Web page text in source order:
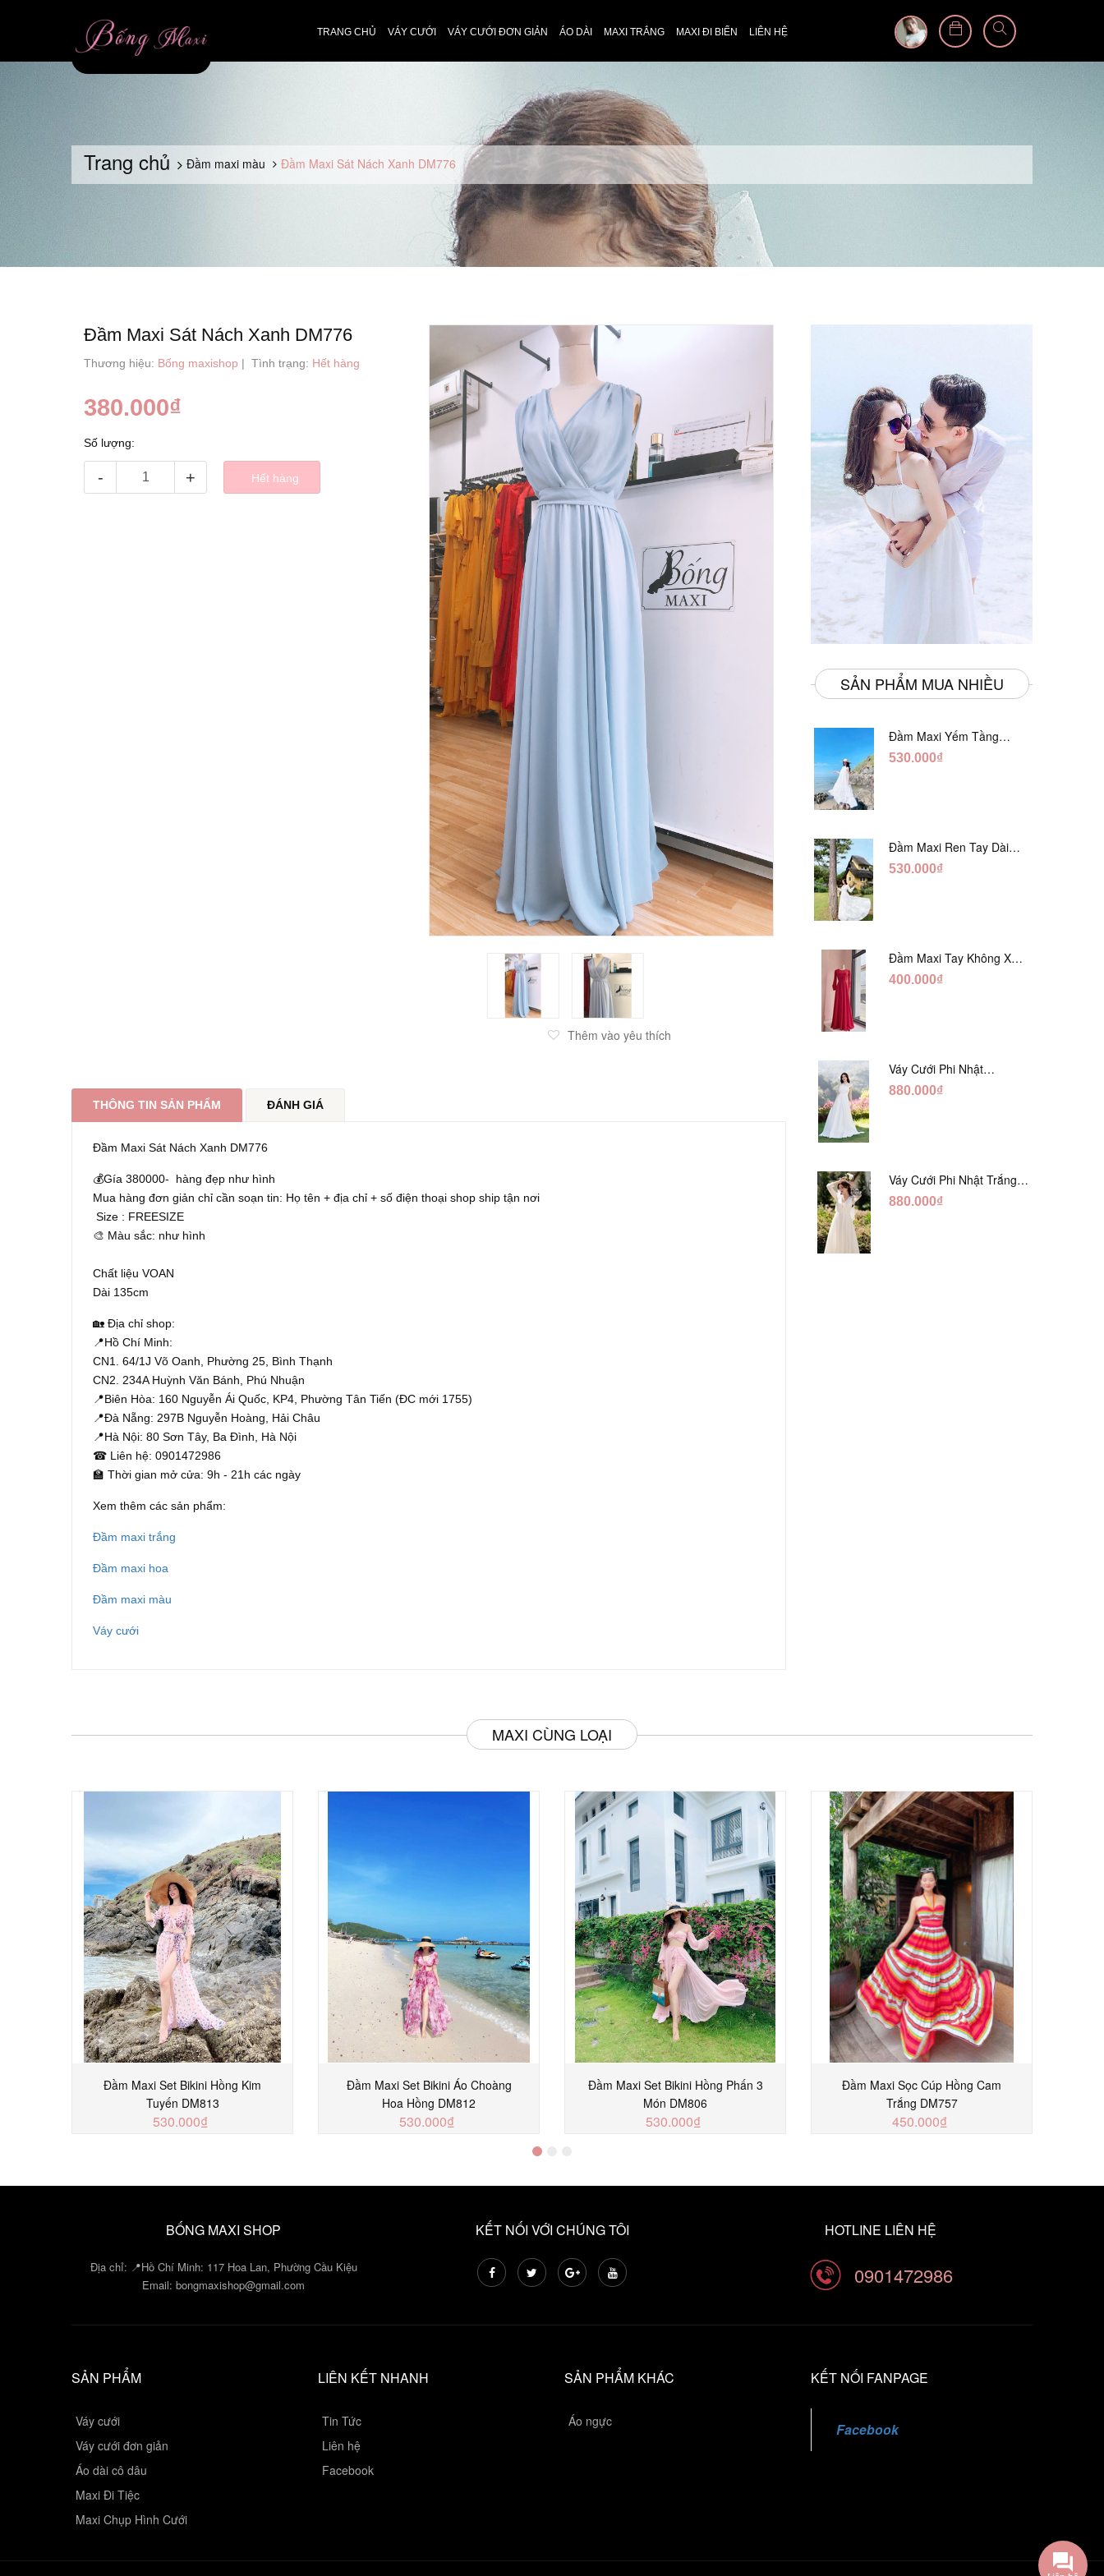
TRANG CHỦ VÁY CƯỚI VÁY CƯỚI ĐƠN GIẢN ÁO DÀI MAXI TRẮNG MAXI ĐI BIỂN LIÊN HỆ
Trang chủ Đầm maxi màu Đầm Maxi Sát Nách Xanh DM776
Thêm vào yêu thích
Đầm Maxi Sát Nách Xanh DM776
Thương hiệu: Bống maxishop | Tình trạng: Hết hàng
380.000₫
Số lượng:
- + Hết hàng
THÔNG TIN SẢN PHẨM ĐÁNH GIÁ
Đầm Maxi Sát Nách Xanh DM776
💰Gía 380000- hàng đẹp như hình
Mua hàng đơn giản chỉ cần soạn tin: Họ tên + địa chỉ + số điện thoại shop ship tận nơi
Size : FREESIZE
🎨 Màu sắc: như hình
Chất liệu VOAN
Dài 135cm
🏡 Địa chỉ shop:
📍Hồ Chí Minh:
CN1. 64/1J Võ Oanh, Phường 25, Bình Thạnh
CN2. 234A Huỳnh Văn Bánh, Phú Nhuận
📍Biên Hòa: 160 Nguyễn Ái Quốc, KP4, Phường Tân Tiến (ĐC mới 1755)
📍Đà Nẵng: 297B Nguyễn Hoàng, Hải Châu
📍Hà Nội: 80 Sơn Tây, Ba Đình, Hà Nội
☎ Liên hệ: 0901472986
🏫 Thời gian mở cửa: 9h - 21h các ngày
Xem thêm các sản phẩm:
Đầm maxi trắng
Đầm maxi hoa
Đầm maxi màu
Váy cưới
SẢN PHẨM MUA NHIỀU
Đầm Maxi Yếm Tầng
Trắng Ánh Tằm DT808
530.000₫
Đầm Maxi Ren Tay Dài
Hàng Ngọc Giữa Trắng
530.000₫
Đầm Maxi Tay Không Xẻ
Đỏ DM765
400.000₫
Váy Cưới Phi Nhật
Trắng Cúp Chéo DC543
880.000₫
Váy Cưới Phi Nhật Trắng
Tay Phối Ren Lửng DC554
880.000₫
MAXI CÙNG LOẠI
Đầm Maxi Set Bikini Hồng Kim
Tuyến DM813
530.000₫
Đầm Maxi Set Bikini Áo Choàng
Hoa Hồng DM812
530.000₫
Đầm Maxi Set Bikini Hồng Phấn 3
Món DM806
530.000₫
Đầm Maxi Sọc Cúp Hồng Cam
Trắng DM757
450.000₫
BỐNG MAXI SHOP
Địa chỉ: 📍Hồ Chí Minh: 117 Hoa Lan, Phường Cầu Kiệu
Email: bongmaxishop@gmail.com
KẾT NỐI VỚI CHÚNG TÔI HOTLINE LIÊN HỆ
0901472986
SẢN PHẨM
Váy cưới
Váy cưới đơn giản
Áo dài cô dâu
Maxi Đi Tiệc
Maxi Chụp Hình Cưới
LIÊN KẾT NHANH
Tin Tức
Liên hệ
Facebook
SẢN PHẨM KHÁC
Áo ngực
KẾT NỐI FANPAGE
Facebook